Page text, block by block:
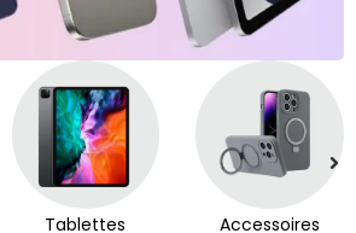
Tablettes Accessoires